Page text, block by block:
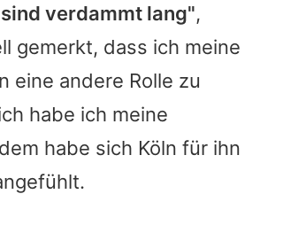
verdammt lang",
gemerkt, dass ich meine
eine andere Rolle zu
habe ich meine
habe sich Köln für ihn